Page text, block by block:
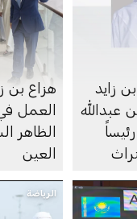
زايد
عبدالله
هزاع بن
العمل
الظاهر
العين
الرياضة